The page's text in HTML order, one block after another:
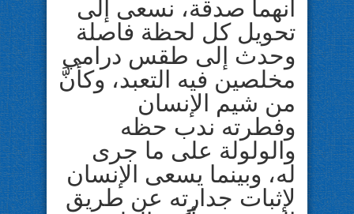
أنهما صدقة، نسعى إلى
تحويل كل لحظة فاصلة
وحدث إلى طقس درامي
مخلصين فيه التعبد، وكأنَّ
من شيم الإنسان
وفطرته ندب حظه
والولولة على ما جرى
له، وبينما يسعى الإنسان
لإثبات جدارته عن طريق